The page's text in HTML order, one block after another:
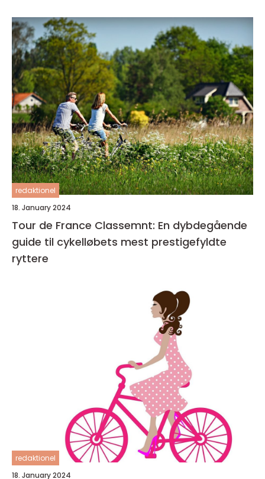
redaktionel
18. January 2024
Tour de France Classemnt: En dybdegående
guide til cykelløbets mest prestigefyldte
ryttere
redaktionel
18. January 2024